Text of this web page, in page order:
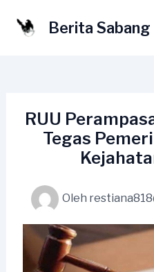
Berita Sabang
RUU
Tegas
Oleh